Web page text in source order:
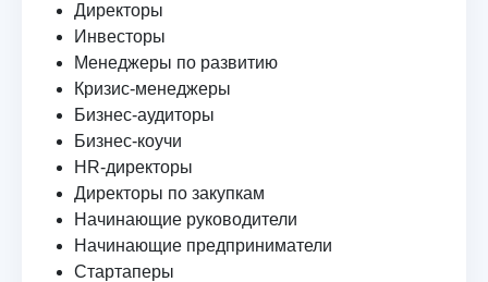
Директоры
Инвесторы
Менеджеры по развитию
Кризис-менеджеры
Бизнес-аудиторы
Бизнес-коучи
HR-директоры
Директоры по закупкам
Начинающие руководители
Начинающие предприниматели
Стартаперы